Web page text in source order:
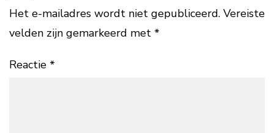
Het e-mailadres wordt niet gepubliceerd. Vereiste
velden zijn gemarkeerd met *
Reactie *